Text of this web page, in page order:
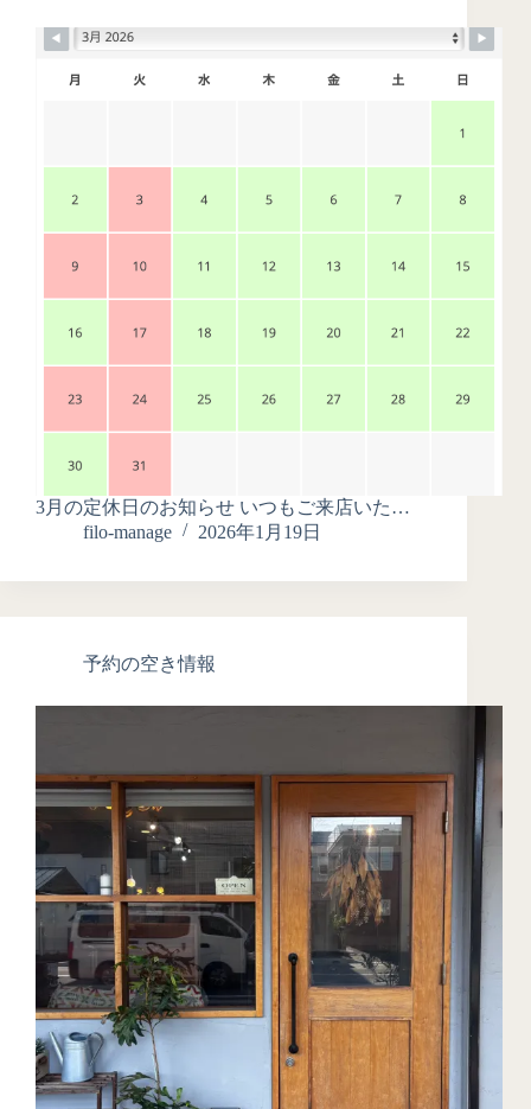
3月の定休日のお知らせ いつもご来店いた…
filo-manage
2026年1月19日
予約の空き情報